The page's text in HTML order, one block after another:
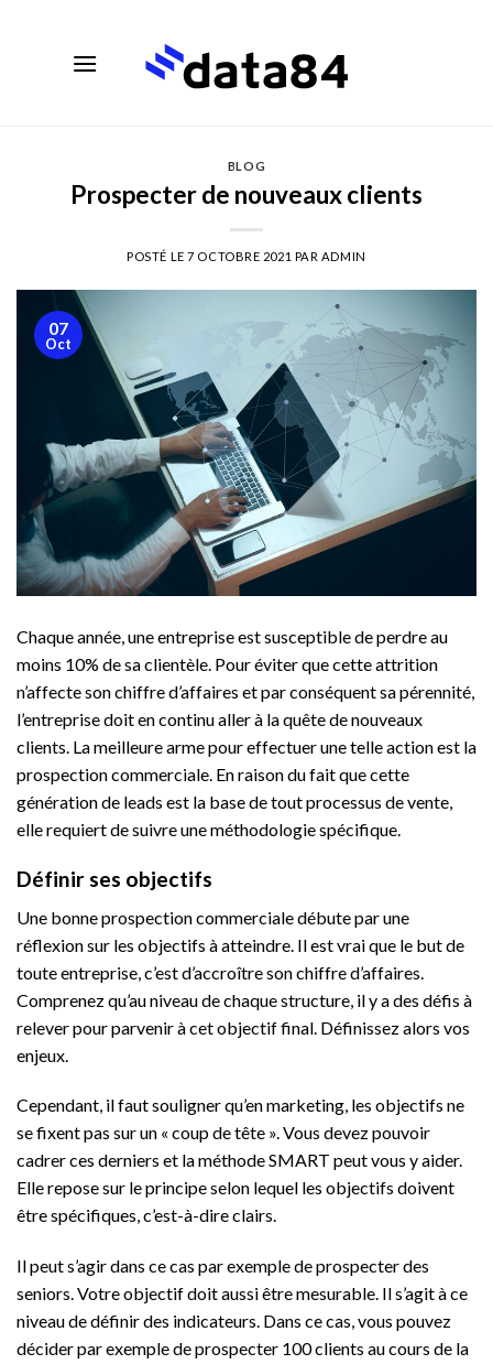
BLOG
Prospecter de nouveaux clients
POSTÉ LE7 OCTOBRE 2021 PAR ADMIN
07
Oct
Chaque année, une entreprise est susceptible de perdre au
moins 10% de sa clientèle. Pour éviter que cette attrition
n’affecte son chiffre d’affaires et par conséquent sa pérennité,
l’entreprise doit en continu aller à la quête de nouveaux
clients. La meilleure arme pour effectuer une telle action est la
prospection commerciale. En raison du fait que cette
génération de leads est la base de tout processus de vente,
elle requiert de suivre une méthodologie spécifique.
Définir ses objectifs
Une bonne prospection commerciale débute par une
réflexion sur les objectifs à atteindre. Il est vrai que le but de
toute entreprise, c’est d’accroître son chiffre d’affaires.
Comprenez qu’au niveau de chaque structure, il y a des défis à
relever pour parvenir à cet objectif final. Définissez alors vos
enjeux.
Cependant, il faut souligner qu’en marketing, les objectifs ne
se fixent pas sur un « coup de tête ». Vous devez pouvoir
cadrer ces derniers et la méthode SMART peut vous y aider.
Elle repose sur le principe selon lequel les objectifs doivent
être spécifiques, c’est-à-dire clairs.
Il peut s’agir dans ce cas par exemple de prospecter des
seniors. Votre objectif doit aussi être mesurable. Il s’agit à ce
niveau de définir des indicateurs. Dans ce cas, vous pouvez
décider par exemple de prospecter 100 clients au cours de la